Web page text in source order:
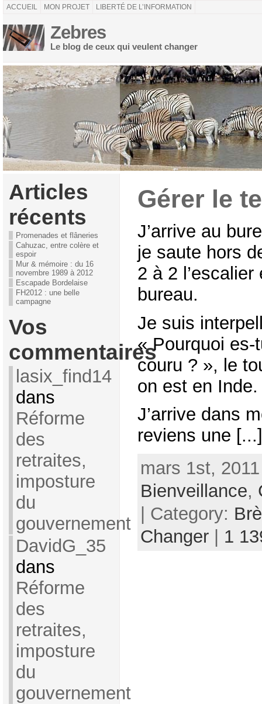
ACCUEIL MON PROJET LIBERTÉ DE L’INFORMATION
Zebres
Le blog de ceux qui veulent changer
Articles
récents
Promenades et flâneries
Cahuzac, entre colère et
espoir
Mur & mémoire : du 16
novembre 1989 à 2012
Escapade Bordelaise
FH2012 : une belle
campagne
Vos
commentaires
lasix_find14
dans
Réforme
des
retraites,
imposture
du
gouvernement
DavidG_35
dans
Réforme
des
retraites,
imposture
du
gouvernement
Gérer le
J’arrive au
je saute hors
2 à 2 l’escalier
bureau.
Je suis
« Pourquoi
couru ? », le
on est en Inde.
J’arrive dans
reviens une [...]
mars 1st,
Bienveillance,
| Category:
Changer| 1